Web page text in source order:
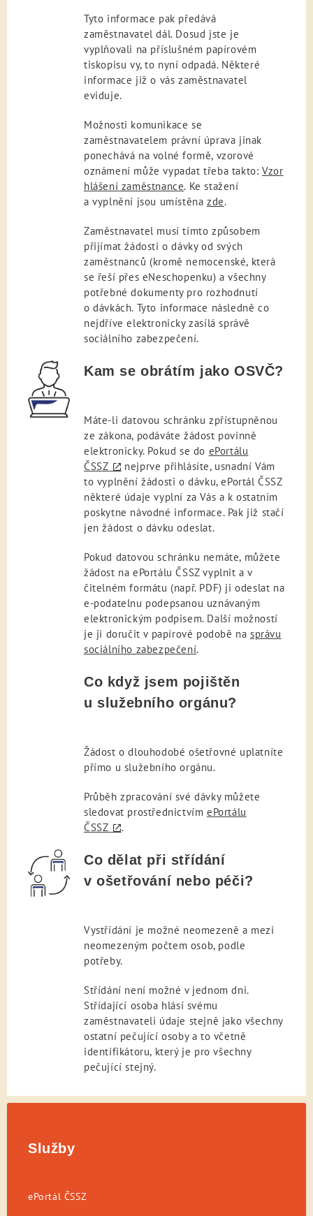
Tyto informace pak předává
zaměstnavatel dál. Dosud jste je
vyplňovali na příslušném papírovém
tiskopisu vy, to nyní odpadá. Některé
informace již o vás zaměstnavatel
eviduje.
Možnosti komunikace se
zaměstnavatelem právní úprava jinak
ponechává na volné formě, vzorové
oznámení může vypadat třeba takto:Vzor
hlášení zaměstnance. Ke stažení
a vyplnění jsou umístěnazde.
Zaměstnavatel musí tímto způsobem
přijímat žádosti o dávky od svých
zaměstnanců (kromě nemocenské, která
se řeší přes eNeschopenku) a všechny
potřebné dokumenty pro rozhodnutí
o dávkách. Tyto informace následně co
nejdříve elektronicky zasílá správě
sociálního zabezpečení.
Kam se obrátím jako OSVČ?
Máte-li datovou schránku zpřístupněnou
ze zákona, podáváte žádost povinně
elektronicky. Pokud se do ePortálu
ČSSZ
nejprve přihlásíte, usnadní Vám
to vyplnění žádosti o dávku, ePortál ČSSZ
některé údaje vyplní za Vás a k ostatním
poskytne návodné informace. Pak již stačí
jen žádost o dávku odeslat.
Pokud datovou schránku nemáte, můžete
žádost na ePortálu ČSSZ vyplnit a v
čitelném formátu (např. PDF) ji odeslat na
e-podatelnu podepsanou uznávaným
elektronickým podpisem. Další možností
je ji doručit v papírové podobě nasprávu
sociálního zabezpečení.
Co když jsem pojištěn
u služebního orgánu?
Žádost o dlouhodobé ošetřovné uplatníte
přímo u služebního orgánu.
Průběh zpracování své dávky můžete
sledovat prostřednictvímePortálu
ČSSZ
.
Co dělat při střídání
v ošetřování nebo péči?
Vystřídání je možné neomezeně a mezi
neomezeným počtem osob, podle
potřeby.
Střídání není možné v jednom dni.
Střídající osoba hlásí svému
zaměstnavateli údaje stejně jako všechny
ostatní pečující osoby a to včetně
identifikátoru, který je pro všechny
pečující stejný.
Služby
ePortál ČSSZ